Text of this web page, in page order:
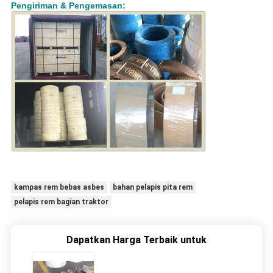
Pengiriman & Pengemasan:
kampas rem bebas asbes
bahan pelapis pita rem
pelapis rem bagian traktor
Dapatkan Harga Terbaik untuk